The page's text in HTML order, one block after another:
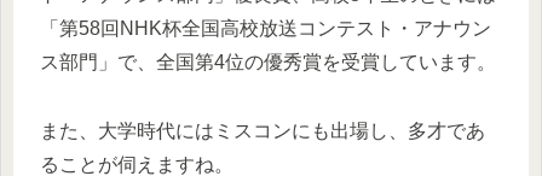
「第58回NHK杯全国高校放送コンテスト・アナウン
ス部門」で、全国第4位の優秀賞を受賞しています。
また、大学時代にはミスコンにも出場し、多才であ
ることが伺えますね。